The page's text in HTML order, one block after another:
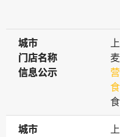
城市
城市
门店名称
门店名称
信息公示
信息公示
城市
城市